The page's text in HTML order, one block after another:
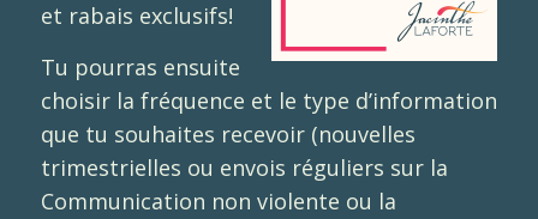
et rabais exclusifs!
Tu pourras ensuite
choisir la fréquence et le type d’information
que tu souhaites recevoir (nouvelles
trimestrielles ou envois réguliers sur la
Communication non violente ou la